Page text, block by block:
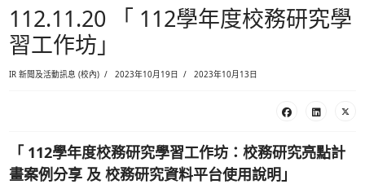
YZU-IR 首頁
112.11.20 「 112學年度校
IR 新聞及活動訊息 (校內) 2023年10月19日 2023年10月13日